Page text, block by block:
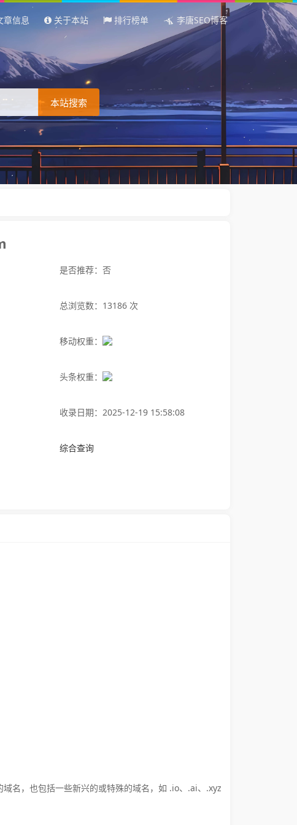
章信息 关于本站 排行榜单 李唐SEO博客
本站搜索
是否推荐：否
总浏览数：13186 次
移动权重：
头条权重：
收录日期：2025-12-19 15:58:08
综合查询
名，也包括一些新兴的或特殊的域名，如 .io、.ai、.xyz